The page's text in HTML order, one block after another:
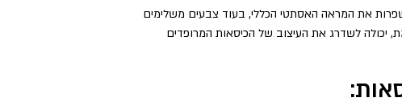
את המראה האסתטי הכללי, בעוד צבעים משלימים
יכולה לשדרג את העיצוב של הכיסאות המרופדים